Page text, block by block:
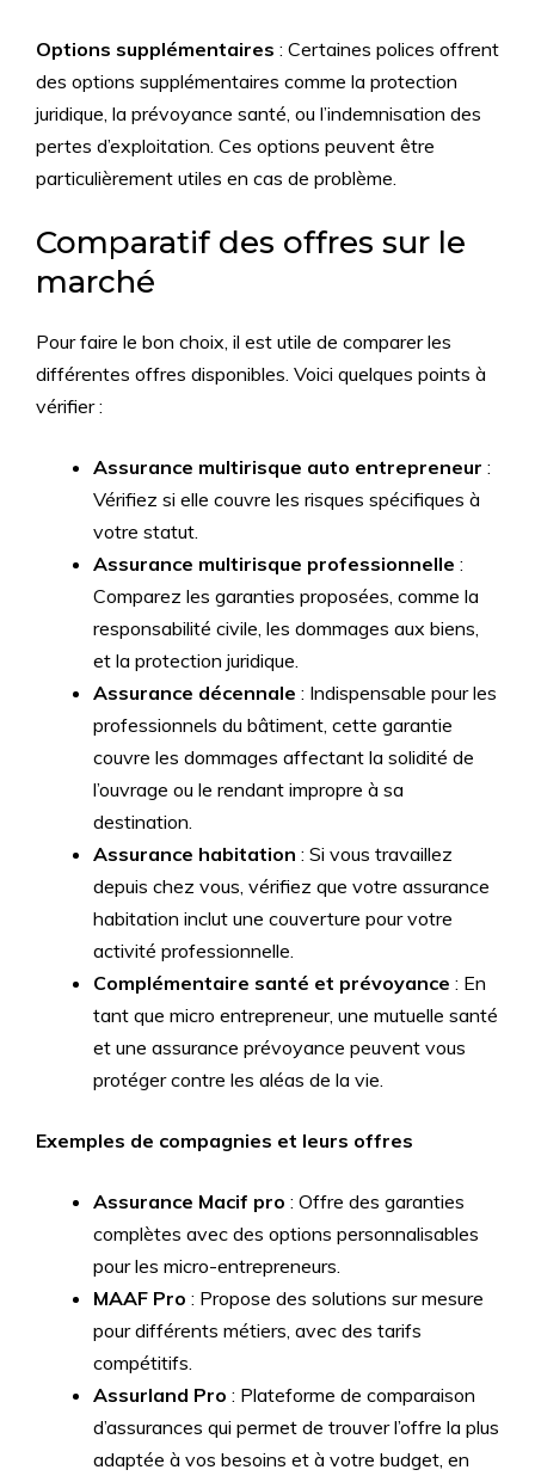
Options supplémentaires : Certaines polices offrent
des options supplémentaires comme la protection
juridique, la prévoyance santé, ou l’indemnisation des
pertes d’exploitation. Ces options peuvent être
particulièrement utiles en cas de problème.
Comparatif des offres sur le
marché
Pour faire le bon choix, il est utile de comparer les
différentes offres disponibles. Voici quelques points à
vérifier :
Assurance multirisque auto entrepreneur :
Vérifiez si elle couvre les risques spécifiques à
votre statut.
Assurance multirisque professionnelle :
Comparez les garanties proposées, comme la
responsabilité civile, les dommages aux biens,
et la protection juridique.
Assurance décennale : Indispensable pour les
professionnels du bâtiment, cette garantie
couvre les dommages affectant la solidité de
l’ouvrage ou le rendant impropre à sa
destination.
Assurance habitation : Si vous travaillez
depuis chez vous, vérifiez que votre assurance
habitation inclut une couverture pour votre
activité professionnelle.
Complémentaire santé et prévoyance : En
tant que micro entrepreneur, une mutuelle santé
et une assurance prévoyance peuvent vous
protéger contre les aléas de la vie.
Exemples de compagnies et leurs offres
Assurance Macif pro : Offre des garanties
complètes avec des options personnalisables
pour les micro-entrepreneurs.
MAAF Pro : Propose des solutions sur mesure
pour différents métiers, avec des tarifs
compétitifs.
Assurland Pro : Plateforme de comparaison
d’assurances qui permet de trouver l’offre la plus
adaptée à vos besoins et à votre budget, en